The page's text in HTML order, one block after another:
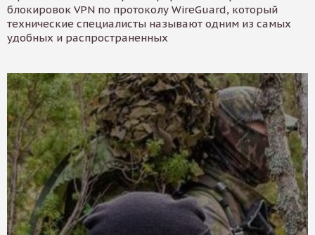
блокировок VPN по протоколу WireGuard, который
технические специалисты называют одним из самых
удобных и распространенных